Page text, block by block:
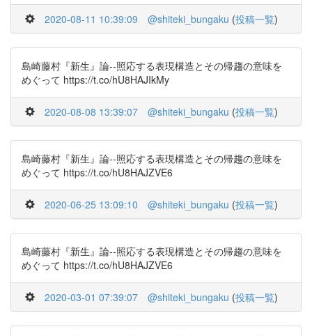
2020-08-11 10:39:09 @shiteki_bungaku (投稿一覧)
島崎藤村『新生』論--照応する表現構造とその帰趨の意味を
めぐって https://t.co/hU8HAJIkMy
2020-08-08 13:39:07 @shiteki_bungaku (投稿一覧)
島崎藤村『新生』論--照応する表現構造とその帰趨の意味を
めぐって https://t.co/hU8HAJZVE6
2020-06-25 13:09:10 @shiteki_bungaku (投稿一覧)
島崎藤村『新生』論--照応する表現構造とその帰趨の意味を
めぐって https://t.co/hU8HAJZVE6
2020-03-01 07:39:07 @shiteki_bungaku (投稿一覧)